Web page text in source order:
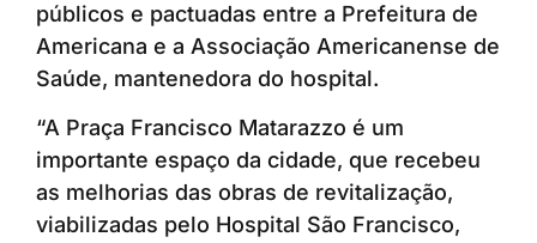
públicos e pactuadas entre a Prefeitura de
Americana e a Associação Americanense de
Saúde, mantenedora do hospital.
“A Praça Francisco Matarazzo é um
importante espaço da cidade, que recebeu
as melhorias das obras de revitalização,
viabilizadas pelo Hospital São Francisco,